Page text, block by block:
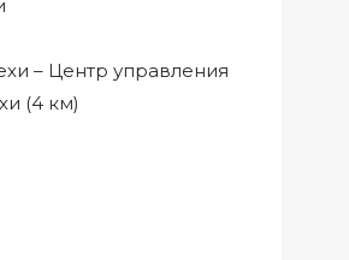
– Центр управления
(4 км)